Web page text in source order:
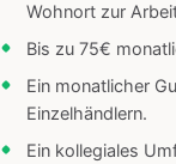
Wohnort zur
Bis zu 75€
Ein monatlicher
Einzelhändlern.
Ein kollegiales